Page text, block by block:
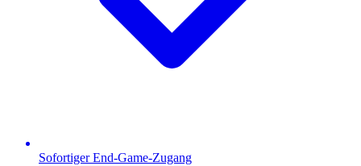
Sofortiger End-Game-Zugang